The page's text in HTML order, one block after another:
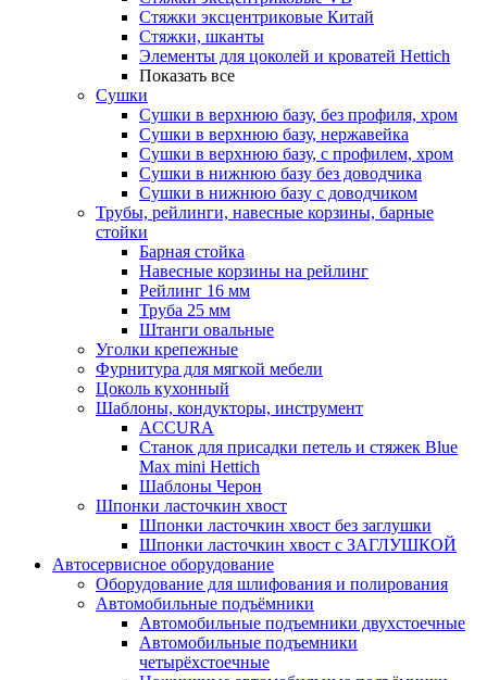
Стяжки эксцентриковые Китай
Стяжки, шканты
Элементы для цоколей и кроватей Hettich
Показать все
Сушки
Сушки в верхнюю базу, без профиля, хром
Сушки в верхнюю базу, нержавейка
Сушки в верхнюю базу, с профилем, хром
Сушки в нижнюю базу без доводчика
Сушки в нижнюю базу с доводчиком
Трубы, рейлинги, навесные корзины, барные
стойки
Барная стойка
Навесные корзины на рейлинг
Рейлинг 16 мм
Труба 25 мм
Штанги овальные
Уголки крепежные
Фурнитура для мягкой мебели
Цоколь кухонный
Шаблоны, кондукторы, инструмент
ACCURA
Станок для присадки петель и стяжек Blue
Max mini Hettich
Шаблоны Черон
Шпонки ласточкин хвост
Шпонки ласточкин хвост без заглушки
Шпонки ласточкин хвост с ЗАГЛУШКОЙ
Автосервисное оборудование
Оборудование для шлифования и полирования
Автомобильные подъёмники
Автомобильные подъемники двухстоечные
Автомобильные подъемники
четырёхстоечные